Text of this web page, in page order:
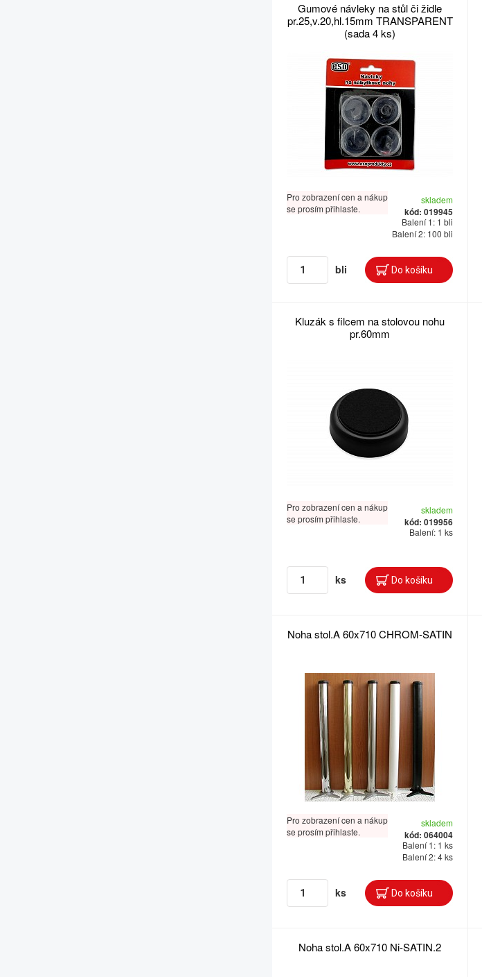
Gumové návleky na stůl či židle
pr.25,v.20,hl.15mm TRANSPARENT
(sada 4 ks)
Pro zobrazení cen a nákup
se prosím přihlaste.
skladem
kód: 019945
Balení 1: 1 bli
Balení 2: 100 bli
bli
Kluzák s filcem na stolovou nohu
pr.60mm
Pro zobrazení cen a nákup
se prosím přihlaste.
skladem
kód: 019956
Balení: 1 ks
ks
Noha stol.A 60x710 CHROM-SATIN
Pro zobrazení cen a nákup
se prosím přihlaste.
skladem
kód: 064004
Balení 1: 1 ks
Balení 2: 4 ks
ks
Noha stol.A 60x710 Ni-SATIN.2